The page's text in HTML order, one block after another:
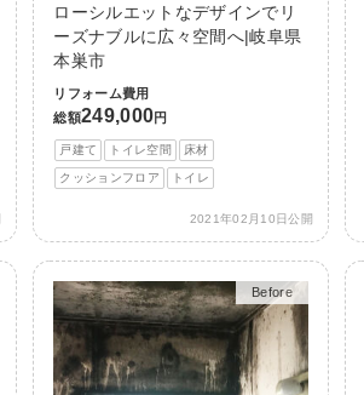
ローシルエットなデザインでリ
ーズナブルに広々空間へ|岐阜県
本巣市
リフォーム費用
総額249,000円
戸建て トイレ空間 床材
クッションフロア トイレ
2021年02月10日公開
Before
After